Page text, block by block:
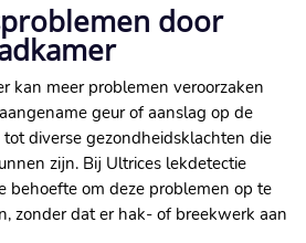
door
kan meer problemen veroorzaken
geur of aanslag op de
diverse gezondheidsklachten die
zijn. Bij Ultrices lekdetectie
behoefte om deze problemen op te
zonder dat er hak- of breekwerk aan